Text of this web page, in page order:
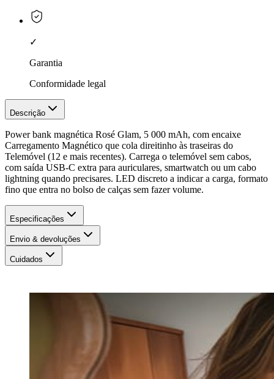
✓
Garantia
Conformidade legal
Descrição
Power bank magnética Rosé Glam, 5 000 mAh, com encaixe
Carregamento Magnético que cola direitinho às traseiras do
Telemóvel (12 e mais recentes). Carrega o telemóvel sem cabos,
com saída USB-C extra para auriculares, smartwatch ou um cabo
lightning quando precisares. LED discreto a indicar a carga, formato
fino que entra no bolso de calças sem fazer volume.
Especificações
Envio & devoluções
Cuidados